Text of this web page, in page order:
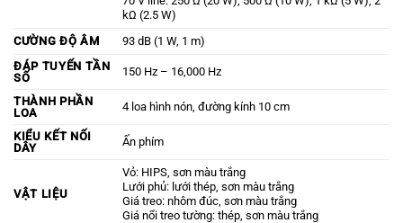
kΩ (2.5 W)
CƯỜNG ĐỘ ÂM
93 dB (1 W, 1 m)
ĐÁP TUYẾN TẦN
SỐ
150 Hz – 16,000 Hz
THÀNH PHẦN
LOA
4 loa hình nón, đường kính 10 cm
KIỂU KẾT NỐI
DÂY
Ấn phím
VẬT LIỆU
Vỏ: HIPS, sơn màu trắng
Lưới phủ: lưới thép, sơn màu trắng
Giá treo: nhôm đúc, sơn màu trắng
Giá nổi treo tường: thép, sơn màu trắng